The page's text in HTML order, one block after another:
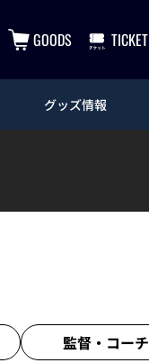
GOODS TICKET
グッズ情報
監督・ コーチ